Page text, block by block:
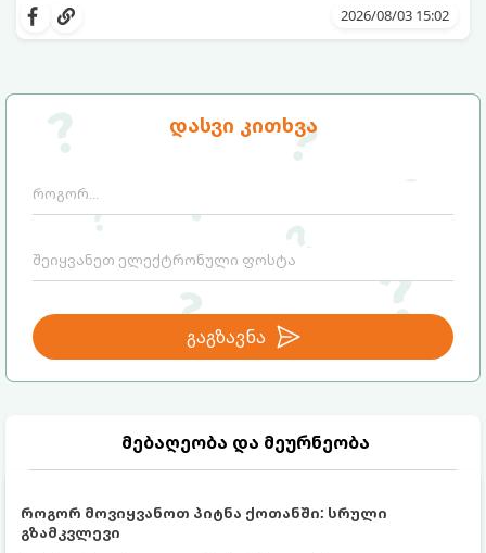
დასვი კითხვა
გაგზავნა
მებაღეობა და მეურნეობა
როგორ მოვიყვანოთ პიტნა ქოთანში: სრული
გზამკვლევი
მომზადებაა - მოხარშვის გარეშე.
ბუნებრივ, კაშკაშა გემოს, არომატს და
2026/08/03 15:02